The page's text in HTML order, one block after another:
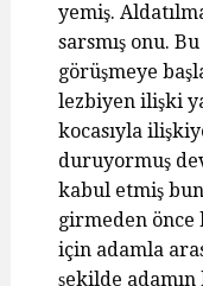
yemiş.
sarsmış onu.
görüşmeye
lezbiyen ilişki
kocasıyla
duruyormuş
kabul etmiş
girmeden önce
için adamla
şekilde